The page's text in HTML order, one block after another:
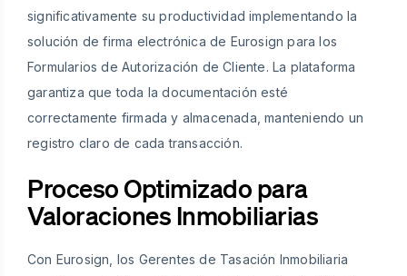
significativamente su productividad implementando la
solución de firma electrónica de Eurosign para los
Formularios de Autorización de Cliente. La plataforma
garantiza que toda la documentación esté
correctamente firmada y almacenada, manteniendo un
registro claro de cada transacción.
Proceso Optimizado para
Valoraciones Inmobiliarias
Con Eurosign, los Gerentes de Tasación Inmobiliaria